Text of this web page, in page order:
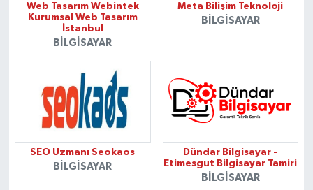
Web Tasarım Webintek
Kurumsal Web Tasarım
İstanbul
BILGISAYAR
Meta Bilişim Teknoloji
BILGISAYAR
SEO Uzmanı Seokaos
BILGISAYAR
Dündar Bilgisayar -
Etimesgut Bilgisayar Tamiri
BILGISAYAR